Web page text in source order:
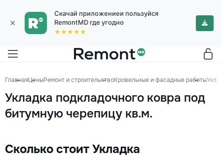
×
Скачай приложениеи пользуйся
RemontMD где угодно
★★★★★
ГлавнаяЦеныРемонт и строительствоКровельные и фасадные работы
Укладка подкладочного ковра под
битумную черепицу кв.м.
Сколько стоит Укладка